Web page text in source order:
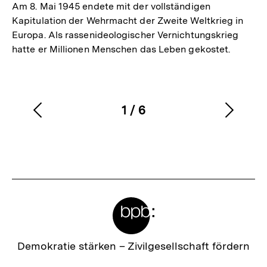
Am 8. Mai 1945 endete mit der vollständigen
Kapitulation der Wehrmacht der Zweite Weltkrieg in
Europa. Als rassenideologischer Vernichtungskrieg
hatte er Millionen Menschen das Leben gekostet.
Karussellinhalt
1
von
/ 6
Vorherigen
Zur
Demokratie stärken – Zivilgesellschaft fördern